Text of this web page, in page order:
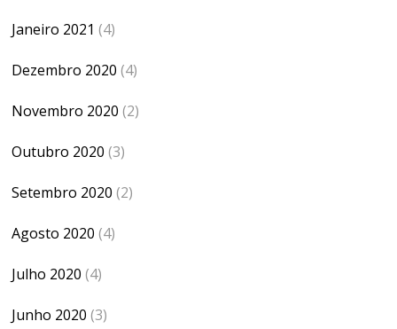
Janeiro 2021 (4)
Dezembro 2020 (4)
Novembro 2020 (2)
Outubro 2020 (3)
Setembro 2020 (2)
Agosto 2020 (4)
Julho 2020 (4)
Junho 2020 (3)